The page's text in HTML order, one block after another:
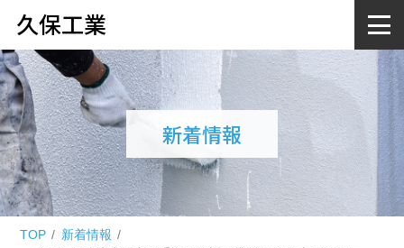
久保工業
新着情報
TOP
新着情報